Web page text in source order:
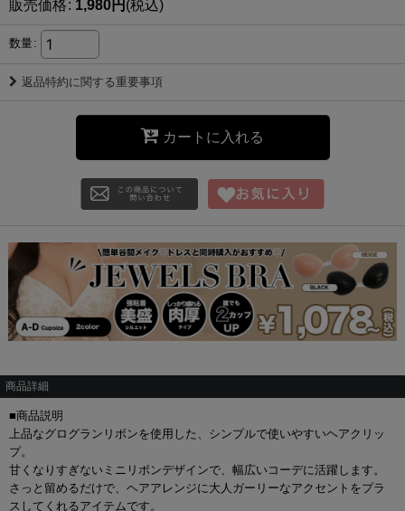
販売価格: 1,980円 (税込)
数量:
返品特約に関する重要事項
カートに入れる
商品詳細
■商品説明
上品なグログランリボンを使用した、シンプルで使いやすいヘアクリッ
プ。
甘くなりすぎないミニリボンデザインで、幅広いコーデに活躍します。
さっと留めるだけで、ヘアアレンジに大人ガーリーなアクセントをプラ
スしてくれるアイテムです。